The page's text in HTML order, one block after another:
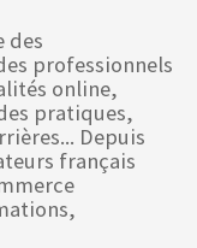
des
professionnels
online,
pratiques,
Depuis
français